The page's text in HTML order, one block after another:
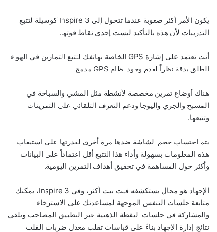
يكون الأمر أكثر صعوبة عندما تتحول إلى Inspire 3 كوسيلة لتتبع
التدريبات لأن هذه بالتأكيد ليست إحدى نقاط قوتها.
أنت تعتمد على إشارة GPS الخاصة بهاتفك لتتبع التمارين في الهواء
الطلق بدقة نظراً لعدم وجود نظام GPS مدمج.
هناك أوضاع تمرين مخصصة لأنشطة مثل المشي والسباحة في
المسبح والجري واليوجا ودعم التعرف التلقائي على التمرينات
وتتبعها.
يتم احتساب حجم الشاشة ضدها مرة أخرى لقدرتها على استيعاب
هذه المعلومات بسهولة وأداء هذا التتبع أقل اعتماداً على البيانات
وأكثر حول المساهمة في تحقيق أهداف التمرين اليومية.
الإجهاد هو مجال يستكشفه فيت بيت أكثر، وفي Inspire 3، يمكنك
متابعة جلسات التنفس الموجهة لمساعدتك على الاسترخاء
والمشاركة في جلسات اليقظة الذهنية عبر التطبيق المصاحب وتلقي
نتائج إدارة الإجهاد بناءً على قياسات تقلب معدل ضربات القلب